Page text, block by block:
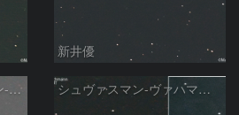
新井優
5月18日のシュヴァスマン-ヴァハマン第1彗星（29P） シュヴァスマン-ヴァハマン彗星 ( 29P )：2026/05/15